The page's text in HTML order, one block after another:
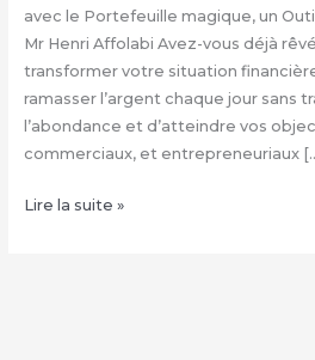
avec le Portefeuille magique, un
Mr Henri Affolabi Avez-vous déjà
transformer votre situation
ramasser l’argent chaque jour sans
l’abondance et d’atteindre vos
commerciaux, et entrepreneuriaux
Comment
Lire la suite »